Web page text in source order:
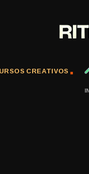
CREATIVOS